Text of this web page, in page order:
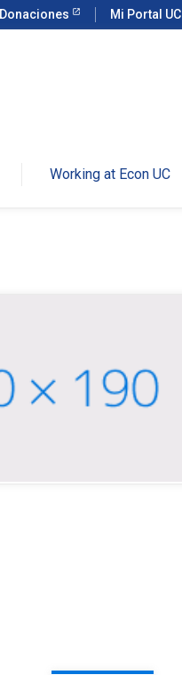
Donaciones Mi Portal UC
Working at Econ UC